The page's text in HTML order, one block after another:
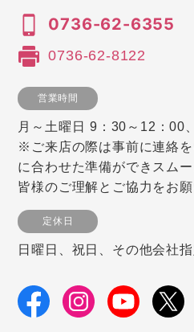
0736-62-6355
0736-62-8122
営業時間
月～土曜日 9：30～12：00
※ご来店の際は事前に連絡
に合わせた準備ができスム
皆様のご理解とご協力をお願
定休日
日曜日、祝日、その他会社指